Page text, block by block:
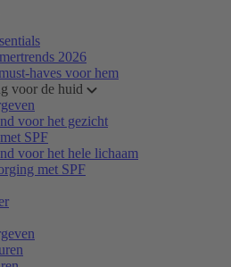
2026
haves voor hem
voor de huid
voor het gezicht
SPF
voor het hele lichaam
met SPF